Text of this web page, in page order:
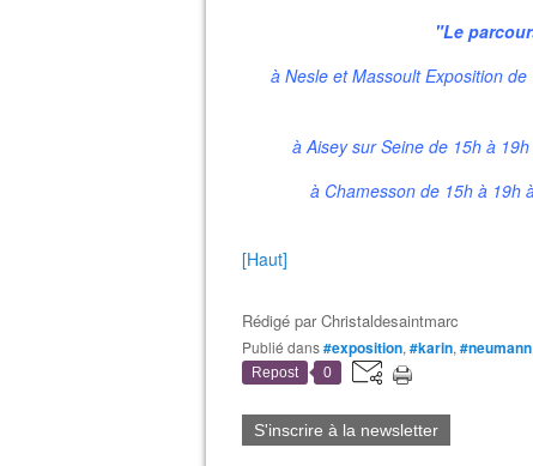
"Le
à Nesle et Massoult Exposition
à Aisey sur Seine de 15h à
à Chamesson de 15h à 19h
[Haut]
Rédigé parChristaldesaintmarc
Publié dans#exposition, #karin, #neumann
Repost 0
S'inscrire à la newsletter